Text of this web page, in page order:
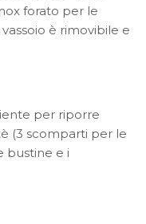
forato per le
è rimovibile e
per riporre
(3 scomparti per le
bustine e i